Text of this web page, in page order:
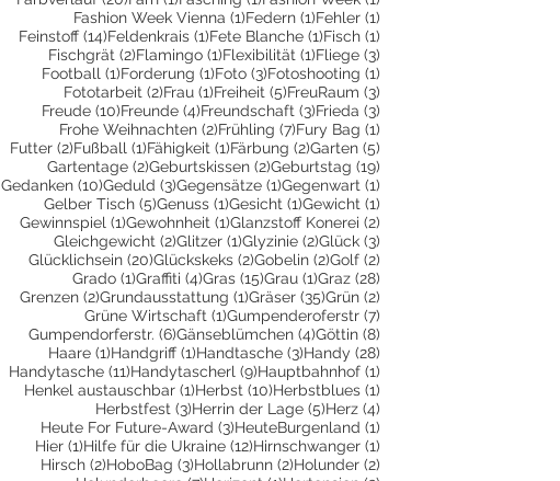
Fashion Week Vienna (1)1 Beitrag
Federn (1)1 Beitrag
Fehler (1)
Feinstoff (14)14 Beiträge
Feldenkrais (1)1 Beitrag
Fete Blanche (1)1 Beitrag
Fisch (1)
Fischgrät (2)2 Beiträge
Flamingo (1)1 Beitrag
Flexibilität (1)1 Beitrag
Fliege (3)
Football (1)1 Beitrag
Forderung (1)1 Beitrag
Foto (3)3 Beiträge
Fotoshooting (1)
Fototarbeit (2)2 Beiträge
Frau (1)1 Beitrag
Freiheit (5)5 Beiträge
FreuRaum (3)
Freude (10)10 Beiträge
Freunde (4)4 Beiträge
Freundschaft (3)3 Beiträge
Frieda (3)
Frohe Weihnachten (2)2 Beiträge
Frühling (7)7 Beiträge
Fury Bag (1)
Futter (2)2 Beiträge
Fußball (1)1 Beitrag
Fähigkeit (1)1 Beitrag
Färbung (2)2 Beiträge
Garten (5)
Gartentage (2)2 Beiträge
Geburtskissen (2)2 Beiträge
Geburtstag (19)
Gedanken (10)10 Beiträge
Geduld (3)3 Beiträge
Gegensätze (1)1 Beitrag
Gegenwart (1)
Gelber Tisch (5)5 Beiträge
Genuss (1)1 Beitrag
Gesicht (1)1 Beitrag
Gewicht (1)
Gewinnspiel (1)1 Beitrag
Gewohnheit (1)1 Beitrag
Glanzstoff Konerei (2)
Gleichgewicht (2)2 Beiträge
Glitzer (1)1 Beitrag
Glyzinie (2)2 Beiträge
Glück (3)
Glücklichsein (20)20 Beiträge
Glückskeks (2)2 Beiträge
Gobelin (2)2 Beiträge
Golf (2)
Grado (1)1 Beitrag
Graffiti (4)4 Beiträge
Gras (15)15 Beiträge
Grau (1)1 Beitrag
Graz (28)
Grenzen (2)2 Beiträge
Grundausstattung (1)1 Beitrag
Gräser (35)35 Beiträge
Grün (2)
Grüne Wirtschaft (1)1 Beitrag
Gumpenderoferstr (7)
Gumpendorferstr. (6)6 Beiträge
Gänseblümchen (4)4 Beiträge
Göttin (8)
Haare (1)1 Beitrag
Handgriff (1)1 Beitrag
Handtasche (3)3 Beiträge
Handy (28)
Handytasche (11)11 Beiträge
Handytascherl (9)9 Beiträge
Hauptbahnhof (1)
Henkel austauschbar (1)1 Beitrag
Herbst (10)10 Beiträge
Herbstblues (1)
Herbstfest (3)3 Beiträge
Herrin der Lage (5)5 Beiträge
Herz (4)
Heute For Future-Award (3)3 Beiträge
HeuteBurgenland (1)
Hier (1)1 Beitrag
Hilfe für die Ukraine (12)12 Beiträge
Hirnschwanger (1)
Hirsch (2)2 Beiträge
HoboBag (3)3 Beiträge
Hollabrunn (2)2 Beiträge
Holunder (2)